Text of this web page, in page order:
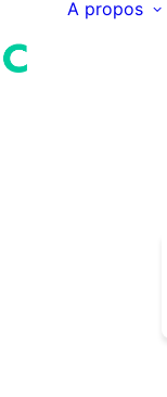
A propos